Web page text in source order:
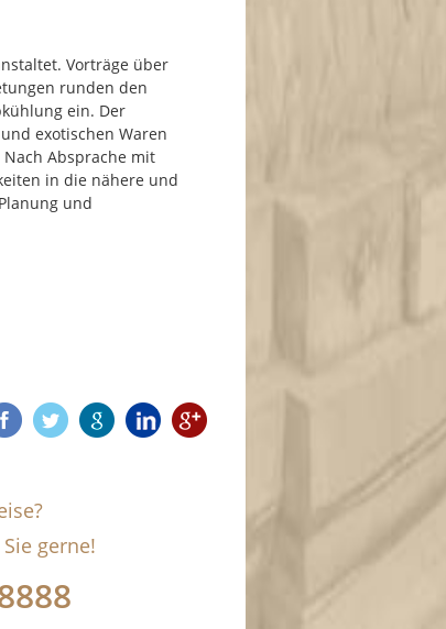
Vorträge über
runden den
ein. Der
exotischen Waren
Absprache mit
in die nähere und
und
gerne!